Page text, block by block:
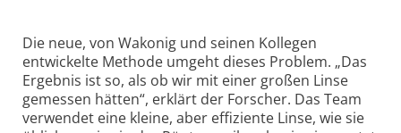
Die neue, von Wakonig und seinen Kollegen
entwickelte Methode umgeht dieses Problem. „Das
Ergebnis ist so, als ob wir mit einer großen Linse
gemessen hätten“, erklärt der Forscher. Das Team
verwendet eine kleine, aber effiziente Linse, wie sie